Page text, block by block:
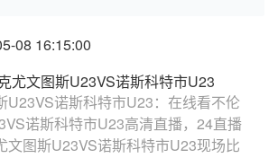
08 16:15:00
尤文图斯U23VS诺斯科特市U23
U23VS诺斯科特市U23：在线看不伦
诺斯科特市U23高清直播，24直播
文图斯U23VS诺斯科特市U23现场比